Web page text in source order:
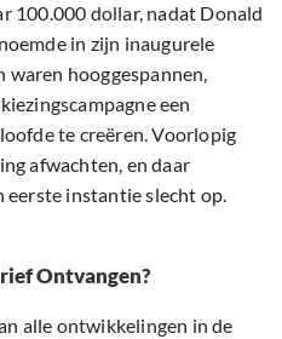
100.000 dollar, nadat Donald
in zijn inaugurele
waren hooggespannen,
een
te creëren. Voorlopig
afwachten, en daar
eerste instantie slecht op.
Ontvangen?
alle ontwikkelingen in de